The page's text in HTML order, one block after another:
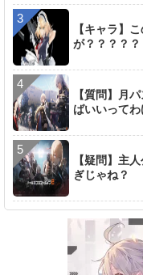
【キャラ】
が？？？？？
【質問】月
ばいいって
【疑問】主
ぎじゃね？